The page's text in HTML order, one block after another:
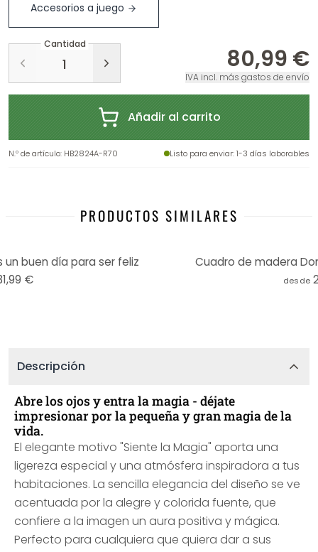
Accesorios a juego
Cantidad
80,99 €
IVA incl. más gastos de envío
Añadir al carrito
N.º de artículo: HB2824A-R70 Listo para enviar: 1-3 días laborables
PRODUCTOS SIMILARES
buen día para ser feliz
€
Cuadro de madera
desde
Descripción
Abre los ojos y entra la magia - déjate
impresionar por la pequeña y gran magia de la
vida.
El elegante motivo "Siente la Magia" aporta una
ligereza especial y una atmósfera inspiradora a tus
habitaciones. La sencilla elegancia del diseño se ve
acentuada por la alegre y colorida fuente, que
confiere a la imagen un aura positiva y mágica.
Perfecto para cualquiera que quiera dar a sus